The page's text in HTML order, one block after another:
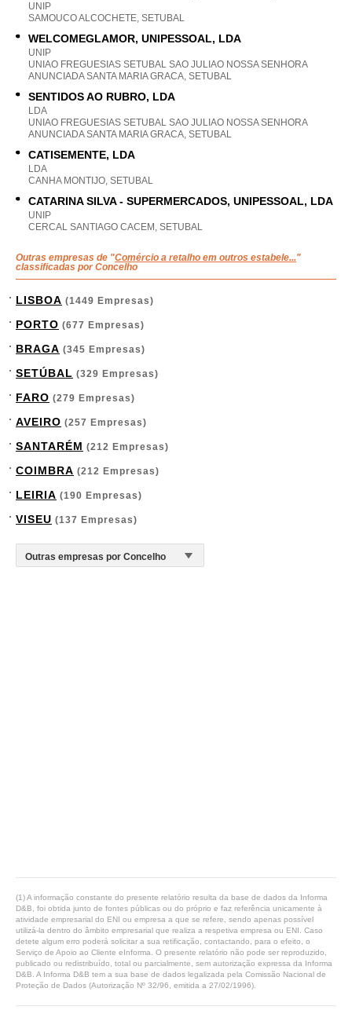
UNIP
SAMOUCO ALCOCHETE, SETUBAL
WELCOMEGLAMOR, UNIPESSOAL, LDA
UNIP
UNIAO FREGUESIAS SETUBAL SAO JULIAO NOSSA SENHORA
ANUNCIADA SANTA MARIA GRACA, SETUBAL
SENTIDOS AO RUBRO, LDA
LDA
UNIAO FREGUESIAS SETUBAL SAO JULIAO NOSSA SENHORA
ANUNCIADA SANTA MARIA GRACA, SETUBAL
CATISEMENTE, LDA
LDA
CANHA MONTIJO, SETUBAL
CATARINA SILVA - SUPERMERCADOS, UNIPESSOAL, LDA
UNIP
CERCAL SANTIAGO CACEM, SETUBAL
Outras empresas de "Comércio a retalho em outros estabele..."
classificadas por Concelho
LISBOA (1449 Empresas)
PORTO (677 Empresas)
BRAGA (345 Empresas)
SETÚBAL (329 Empresas)
FARO (279 Empresas)
AVEIRO (257 Empresas)
SANTARÉM (212 Empresas)
COIMBRA (212 Empresas)
LEIRIA (190 Empresas)
VISEU (137 Empresas)
(1) A informação constante do presente relatório resulta da base de dados da Informa
D&B, foi obtida junto de fontes públicas ou do próprio e faz referência unicamente à
atividade empresarial do ENI ou empresa a que se refere, sendo apenas possível
utilizá-la dentro do âmbito empresarial que realiza a respetiva empresa ou ENI. Caso
detete algum erro poderá solicitar a sua retificação, contactando, para o efeito, o
Serviço de Apoio ao Cliente eInforma. O presente relatório não pode ser reproduzido,
publicado ou redistribuído, total ou parcialmente, sem autorização expressa da Informa
D&B. A Informa D&B tem a sua base de dados legalizada pela Comissão Nacional de
Proteção de Dados (Autorização Nº 32/96, emitida a 27/02/1996).